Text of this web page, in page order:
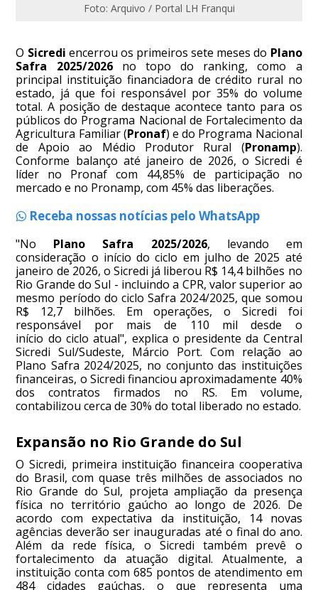
Foto: Arquivo / Portal LH Franqui
O Sicredi encerrou os primeiros sete meses do Plano
Safra 2025/2026no topo do ranking, como a
principal instituição financiadora de crédito rural no
estado, já que foi responsável por 35% do volume
total. A posição de destaque acontece tanto para os
públicos do Programa Nacional de Fortalecimento da
Agricultura Familiar (Pronaf) e do Programa Nacional
de Apoio ao Médio Produtor Rural (Pronamp).
Conforme balanço até janeiro de 2026, o Sicredi é
líder no Pronaf com 44,85% de participação no
mercado e no Pronamp, com 45% das liberações.
Receba nossas notícias pelo WhatsApp
"No Plano Safra 2025/2026, levando em
consideração o início do ciclo em julho de 2025 até
janeiro de 2026, o Sicredi já liberou R$ 14,4 bilhões no
Rio Grande do Sul - incluindo a CPR, valor superior ao
mesmo período do ciclo Safra 2024/2025, que somou
R$ 12,7 bilhões. Em operações, o Sicredi foi
responsável por mais de 110 mil desde o
início do ciclo atual", explica o presidente da Central
Sicredi Sul/Sudeste, Márcio Port. Com relação ao
Plano Safra 2024/2025, no conjunto das instituições
financeiras, o Sicredi financiou aproximadamente 40%
dos contratos firmados no RS. Em volume,
contabilizou cerca de 30% do total liberado no estado.
Expansão no Rio Grande do Sul
O Sicredi, primeira instituição financeira cooperativa
do Brasil, com quase três milhões de associados no
Rio Grande do Sul, projeta ampliação da presença
física no território gaúcho ao longo de 2026. De
acordo com expectativa da instituição, 14 novas
agências deverão ser inauguradas até o final do ano.
Além da rede física, o Sicredi também prevê o
fortalecimento da atuação digital. Atualmente, a
instituição conta com 685 pontos de atendimento em
484 cidades gaúchas, o que representa uma